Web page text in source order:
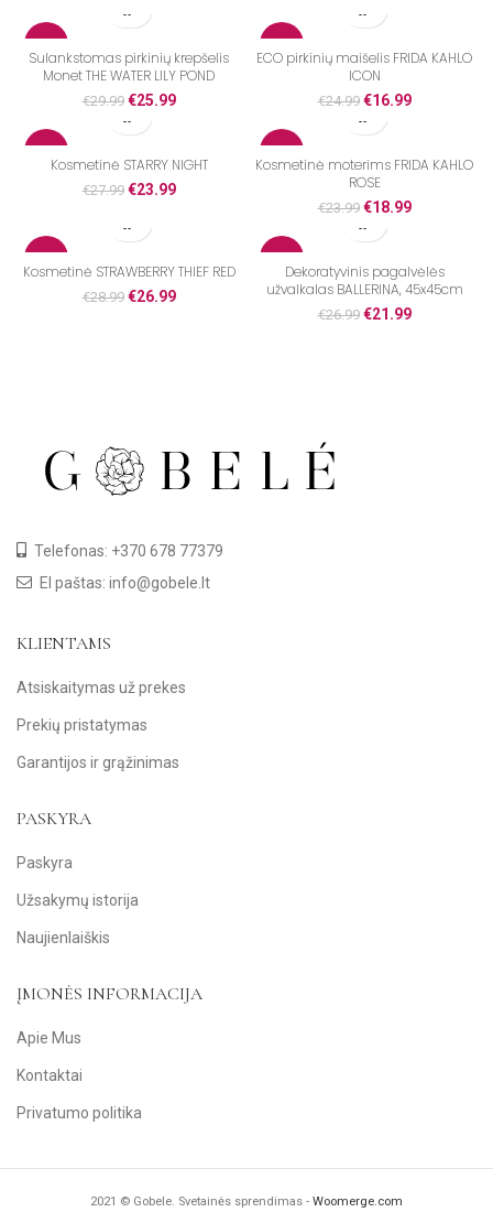
Sulankstomas pirkinių krepšelis
Monet THE WATER LILY POND
€29.99 €25.99
ECO pirkinių maišelis FRIDA KAHLO
ICON
€24.99 €16.99
Kosmetinė STARRY NIGHT
€27.99 €23.99
Kosmetinė moterims FRIDA KAHLO
ROSE
€23.99 €18.99
Kosmetinė STRAWBERRY THIEF RED
€28.99 €26.99
Dekoratyvinis pagalvėlės
užvalkalas BALLERINA, 45x45cm
€26.99 €21.99
Telefonas: +370 678 77379
El paštas: info@gobele.lt
KLIENTAMS
Atsiskaitymas už prekes
Prekių pristatymas
Garantijos ir grąžinimas
PASKYRA
Paskyra
Užsakymų istorija
Naujienlaiškis
ĮMONĖS INFORMACIJA
Apie Mus
Kontaktai
Privatumo politika
2021 © Gobele. Svetainės sprendimas - Woomerge.com